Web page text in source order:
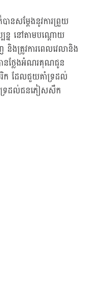
ានសម្តែងនូវការព្រួយ
បន្ន នៅតាមបណ្តោយ
ងត្រូវការពេលវេលានិង
ានថ្លែងអំណរគុណជូន
រិក ដែលជួយគាំទ្រដល់
ាំទ្រដល់ជនភៀសសឹក